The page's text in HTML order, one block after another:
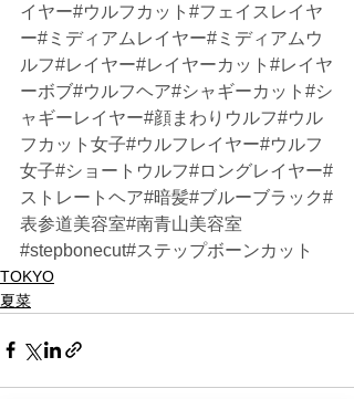
イヤー#ウルフカット#フェイスレイヤ
ー#ミディアムレイヤー#ミディアムウ
ルフ#レイヤー#レイヤーカット#レイヤ
ーボブ#ウルフヘア#シャギーカット#シ
ャギーレイヤー#顔まわりウルフ#ウル
フカット女子#ウルフレイヤー#ウルフ
女子#ショートウルフ#ロングレイヤー#
ストレートヘア#暗髪#ブルーブラック#
表参道美容室#南青山美容室
#stepbonecut#ステップボーンカット
TOKYO
夏菜